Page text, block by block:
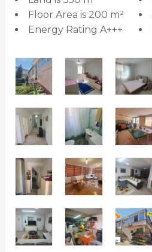
Floor Area is 200 m²
Energy Rating A+++